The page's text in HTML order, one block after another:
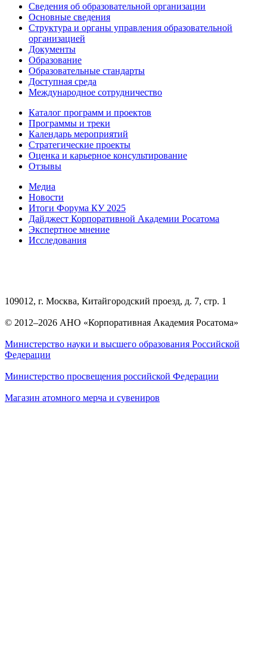
Сведения об образовательной организации
Основные сведения
Структура и органы управления образовательной
организацией
Документы
Образование
Образовательные стандарты
Доступная среда
Международное сотрудничество
Каталог программ и проектов
Программы и треки
Календарь мероприятий
Стратегические проекты
Оценка и карьерное консультирование
Отзывы
Медиа
Новости
Итоги Форума КУ 2025
Дайджест Корпоративной Академии Росатома
Экспертное мнение
Исследования
109012, г. Москва, Китайгородский проезд, д. 7, стр. 1
© 2012–2026 АНО «Корпоративная Академия Росатома»
Министерство науки и высшего образования Российской
Федерации
Министерство просвещения российской Федерации
Магазин атомного мерча и сувениров